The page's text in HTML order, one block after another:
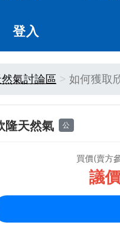
登入
氣討論區 如何獲取
隆天然氣 公
買價(賣方
議價